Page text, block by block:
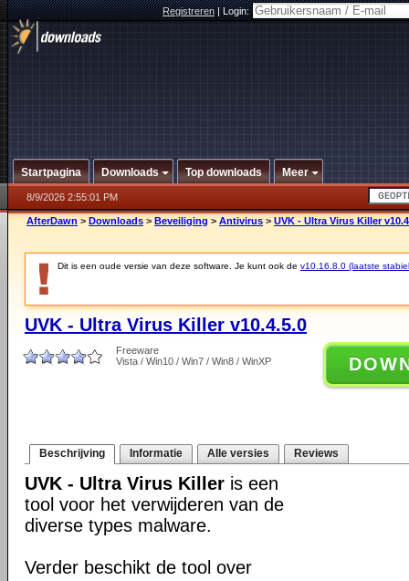
Registreren|Login:
Startpagina Downloads Top downloads Meer
8/9/2026 2:55:01 PM
AfterDawn > Downloads > Beveiliging > Antivirus > UVK - Ultra Virus Killer
Dit is een oude versie van deze software. Je kunt ook de v10.16.8.0 (laatste
UVK - Ultra Virus Killer v10.4.5.0
Freeware
Vista / Win10 / Win7 / Win8 / WinXP
Beschrijving Informatie Alle versies Reviews
UVK - Ultra Virus Killer is een
tool voor het verwijderen van de
diverse types malware.
Verder beschikt de tool over